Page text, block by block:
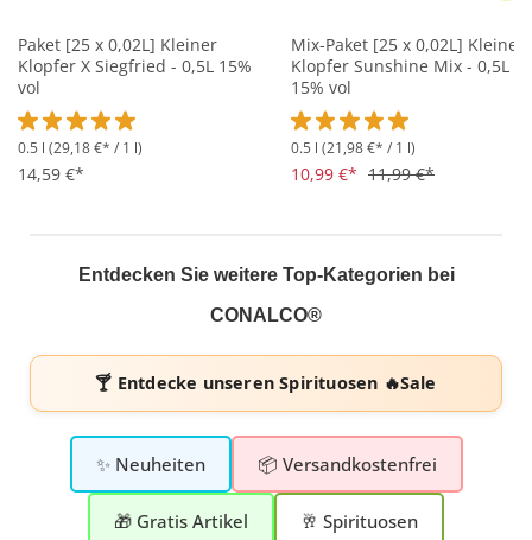
Paket [25 x 0,02L] Kleiner
Klopfer X Siegfried - 0,5L 15%
vol
Durchschnittliche Bewertung von 5 von 5 Sternen
0.5 l (29,18 €* / 1 l)
14,59 €*
Mix-Paket [25 x 0,02L] Kleiner
Klopfer Sunshine Mix - 0,5L
15% vol
Durchschnittliche
0.5 l (21,98 €* / 1 l)
10,99 €* 11,99 €*
Entdecken Sie weitere Top-Kategorien bei
CONALCO®
🍸 Entdecke unserenSpirituosen 🔥Sale
✨ Neuheiten 📦 Versandkostenfrei
🎁 Gratis Artikel 🥂 Spirituosen